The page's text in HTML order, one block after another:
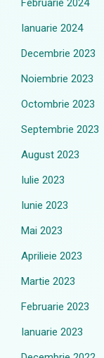
Februarie 2024
Ianuarie 2024
Decembrie 2023
Noiembrie 2023
Octombrie 2023
Septembrie 2023
August 2023
Iulie 2023
Iunie 2023
Mai 2023
Aprilieie 2023
Martie 2023
Februarie 2023
Ianuarie 2023